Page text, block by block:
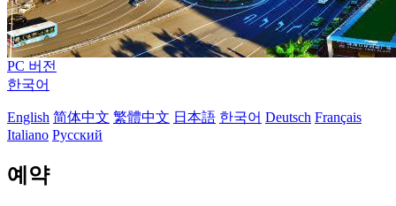
PC 버전
한국어
English 简体中文 繁體中文 日本語 한국어 Deutsch Français
Italiano Русский
예약